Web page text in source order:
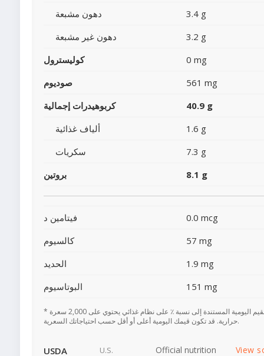
دهون مشبعة
3.4 g
دهون غير مشبعة
3.2 g
كوليسترول
0 mg
صوديوم
561 mg
كربوهيدرات إجمالية
40.9 g
ألياف غذائية
1.6 g
سكريات
7.3 g
بروتين
8.1 g
فيتامين د
0.0 mcg
كالسيوم
57 mg
الحديد
1.9 mg
البوتاسيوم
151 mg
* تعتمد القيم اليومية المستندة إلى نسبة ٪ على نظام غذائي يحتوي على 2,000 سعرة
حرارية. قد تكون قيمك اليومية أعلى أو أقل حسب احتياجاتك السعرية.
USDA U.S. Official nutrition View